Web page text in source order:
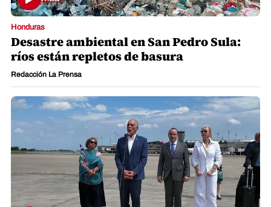
Honduras
Desastre ambiental en San Pedro Sula:
ríos están repletos de basura
Redacción La Prensa